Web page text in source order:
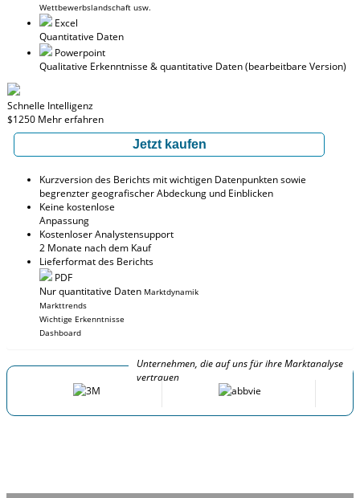
Wettbewerbslandschaft usw.
Excel
Quantitative Daten
Powerpoint
Qualitative Erkenntnisse & quantitative Daten(bearbeitbare Version)
Schnelle Intelligenz
$1250 Mehr erfahren
Jetzt kaufen
Kurzversion des Berichts mit wichtigen Datenpunkten sowie
begrenzter geografischer Abdeckung und Einblicken
Keine kostenlose
Anpassung
Kostenloser Analystensupport
2 Monate nach dem Kauf
Lieferformat des Berichts
PDF
Nur quantitative Daten Marktdynamik
Markttrends
Wichtige Erkenntnisse
Dashboard
Unternehmen, die auf uns für ihre Marktanalyse
vertrauen